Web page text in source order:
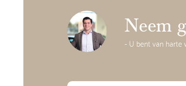
Neem
- U bent van harte